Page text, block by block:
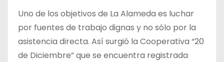
Uno de los objetivos de La Alameda es luchar
por fuentes de trabajo dignas y no sólo por la
asistencia directa. Así surgió la Cooperativa “20
de Diciembre” que se encuentra registrada